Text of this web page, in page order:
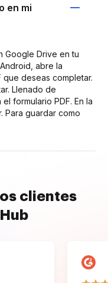
en mi
Google Drive en tu
abre la
deseas completar.
Llenado de
formulario PDF. En la
Para guardar como
clientes